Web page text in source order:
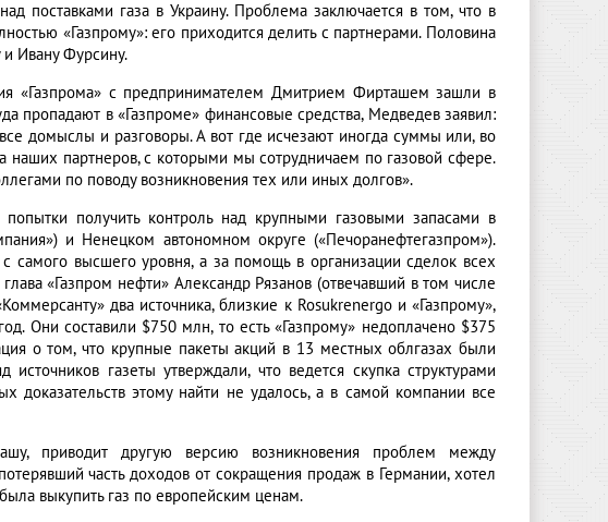
поставками газа в Украину. Проблема заключается в том, что в
«Газпрому»: его приходится делить с партнерами. Половина
Ивану Фурсину.
«Газпрома» с предпринимателем Дмитрием Фирташем зашли в
пропадают в «Газпроме» финансовые средства, Медведев заявил:
домыслы и разговоры. А вот где исчезают иногда суммы или, во
наших партнеров, с которыми мы сотрудничаем по газовой сфере.
по поводу возникновения тех или иных долгов».
получить контроль над крупными газовыми запасами в
и Ненецком автономном округе («Печоранефтегазпром»).
самого высшего уровня, а за помощь в организации сделок всех
«Газпром нефти» Александр Рязанов (отвечавший в том числе
два источника, близкие к Rosukrenergo и «Газпрому»,
Они составили $750 млн, то есть «Газпрому» недоплачено $375
о том, что крупные пакеты акций в 13 местных облгазах были
газеты утверждали, что ведется скупка структурами
доказательств этому найти не удалось, а в самой компании все
приводит другую версию возникновения проблем между
часть доходов от сокращения продаж в Германии, хотел
выкупить газ по европейским ценам.